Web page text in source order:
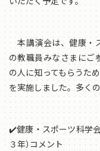
本講演会は、健康・
の教職員みなさまにご
の人に知ってもらうた
を実施しました。多く
✔️健康・スポーツ科学
３年）コメント